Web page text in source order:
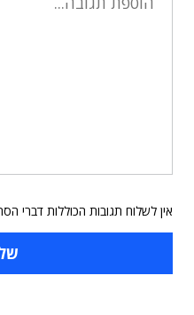
אין לשלוח תגובות הכוללות דברי